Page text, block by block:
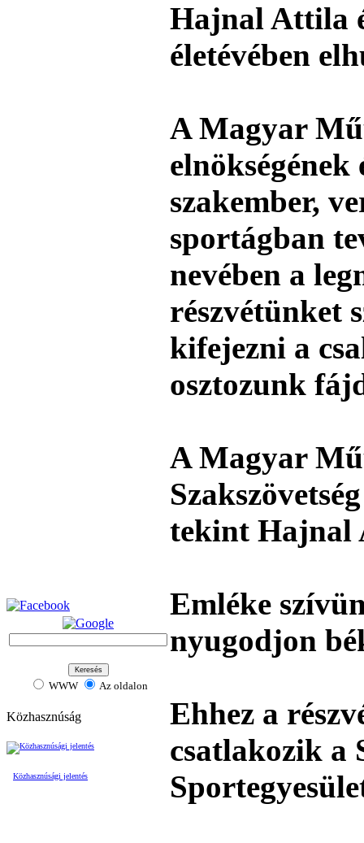
WWW Az oldalon
Közhasznúság
Közhasznúsági jelentés
Hajnal Attila
életévében
A Magyar
elnökségének
szakember,
sportágban
nevében a
részvétünket
kifejezni a
osztozunk
A Magyar
tekint Hajnal
Emléke
nyugodjon
Ehhez a
csatlakozik a